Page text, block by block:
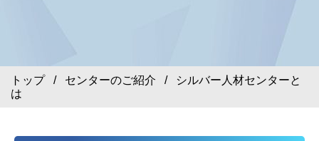
トップ/ センターのご紹介 / シルバー人材センターと
は